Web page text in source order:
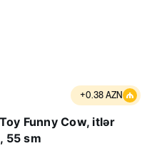
+0.38 AZN
Funny Cow, itlər
55 sm